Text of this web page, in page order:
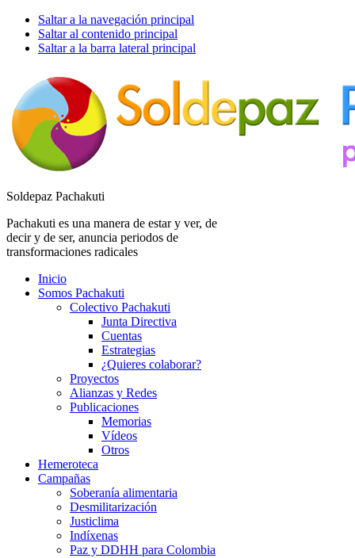
Saltar a la navegación principal
Saltar al contenido principal
Saltar a la barra lateral principal
Soldepaz Pachakuti
Pachakuti es una manera de estar y ver, de
decir y de ser, anuncia periodos de
transformaciones radicales
Inicio
Somos Pachakuti
Colectivo Pachakuti
Junta Directiva
Cuentas
Estrategias
¿Quieres colaborar?
Proyectos
Alianzas y Redes
Publicaciones
Memorias
Vídeos
Otros
Hemeroteca
Campañas
Soberanía alimentaria
Desmilitarización
Justiclima
Indíxenas
Paz y DDHH para Colombia